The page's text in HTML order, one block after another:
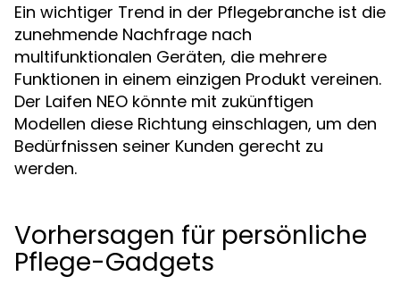
Ein wichtiger Trend in der Pflegebranche ist die
zunehmende Nachfrage nach
multifunktionalen Geräten, die mehrere
Funktionen in einem einzigen Produkt vereinen.
Der Laifen NEO könnte mit zukünftigen
Modellen diese Richtung einschlagen, um den
Bedürfnissen seiner Kunden gerecht zu
werden.
Vorhersagen für persönliche
Pflege-Gadgets